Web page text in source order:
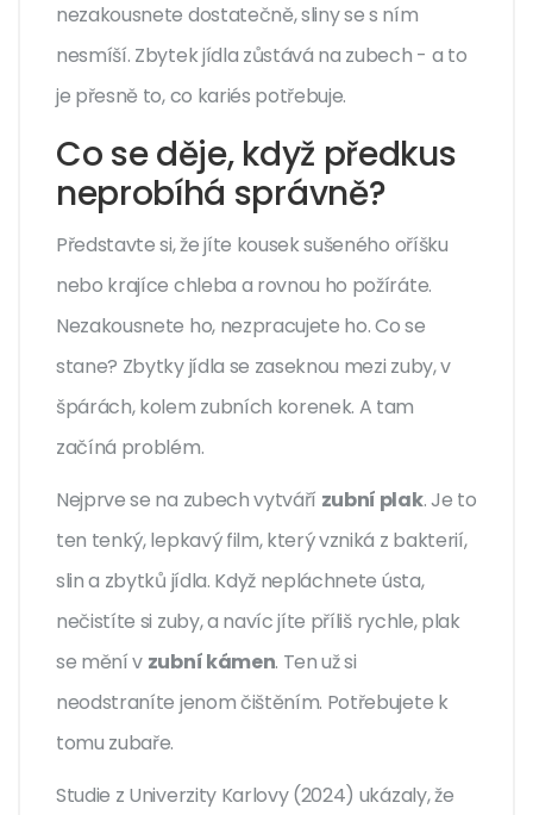
nezakousnete dostatečně, sliny se s ním
nesmíší. Zbytek jídla zůstává na zubech - a to
je přesně to, co kariés potřebuje.
Co se děje, když předkus
neprobíhá správně?
Představte si, že jíte kousek sušeného oříšku
nebo krajíce chleba a rovnou ho požíráte.
Nezakousnete ho, nezpracujete ho. Co se
stane? Zbytky jídla se zaseknou mezi zuby, v
špárách, kolem zubních korenek. A tam
začíná problém.
Nejprve se na zubech vytváří zubní plak. Je to
ten tenký, lepkavý film, který vzniká z bakterií,
slin a zbytků jídla. Když nepláchnete ústa,
nečistíte si zuby, a navíc jíte příliš rychle, plak
se mění v zubní kámen. Ten už si
neodstraníte jenom čištěním. Potřebujete k
tomu zubaře.
Studie z Univerzity Karlovy (2024) ukázaly, že